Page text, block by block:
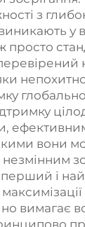
з
у
просто
вони
перший і
вимагає